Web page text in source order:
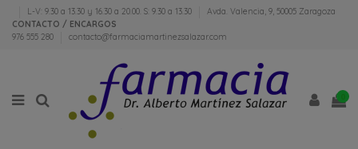
L-V: 9.30 a 13.30 y 16.30 a 20.00. S: 9.30 a 13.30
Avda. Valencia, 9, 50005 Zaragoza
CONTACTO / ENCARGOS
976 555 280
contacto@farmaciamartinezsalazar.com